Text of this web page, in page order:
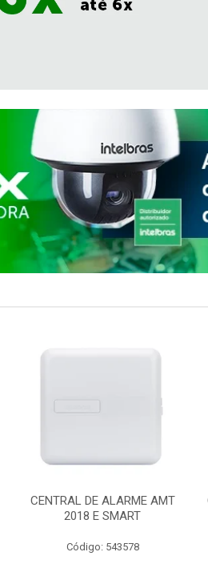
CENTRAL DE ALARME AMT
2018 E SMART
Código: 543578